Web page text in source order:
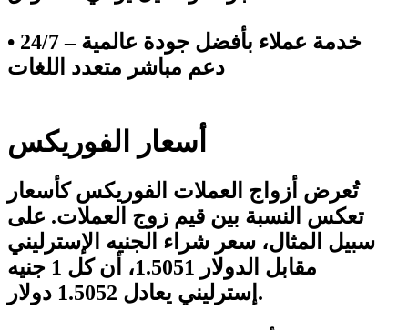
• خدمة عملاء بأفضل جودة عالمية – 24/7
دعم مباشر متعدد اللغات
أسعار الفوريكس
تُعرض أزواج العملات الفوريكس كأسعار
تعكس النسبة بين قيم زوج العملات. على
سبيل المثال، سعر شراء الجنيه الإسترليني
مقابل الدولار 1.5051، أن كل 1 جنيه
إسترليني يعادل 1.5052 دولار.